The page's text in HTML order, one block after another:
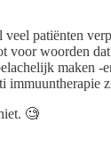
patiënten
voor woorden
maken -
immuuntherapie
🧐